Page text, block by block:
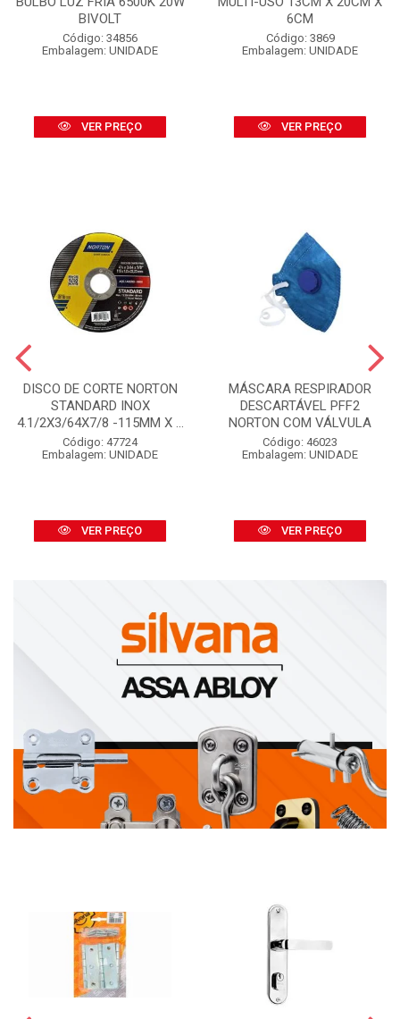
BIVOLT
Código: 34856
Embalagem: UNIDADE
VER PREÇO
6CM
Código: 3869
Embalagem: UNIDADE
VER PREÇO
DISCO DE CORTE NORTON
STANDARD INOX
4.1/2X3/64X7/8 -115MM X ...
Código: 47724
Embalagem: UNIDADE
VER PREÇO
MÁSCARA RESPIRADOR
DESCARTÁVEL PFF2
NORTON COM VÁLVULA
Código: 46023
Embalagem: UNIDADE
VER PREÇO